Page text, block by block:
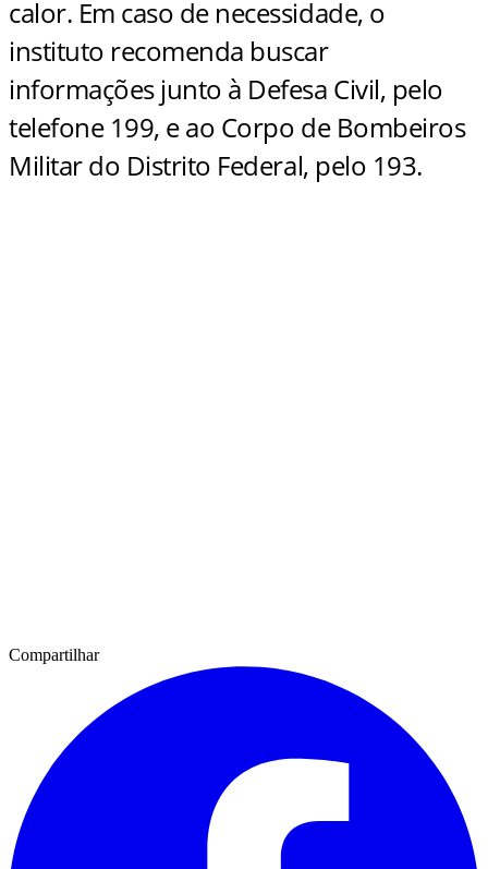
calor. Em caso de necessidade, o
instituto recomenda buscar
informações junto à Defesa Civil, pelo
telefone 199, e ao Corpo de Bombeiros
Militar do Distrito Federal, pelo 193.
Compartilhar